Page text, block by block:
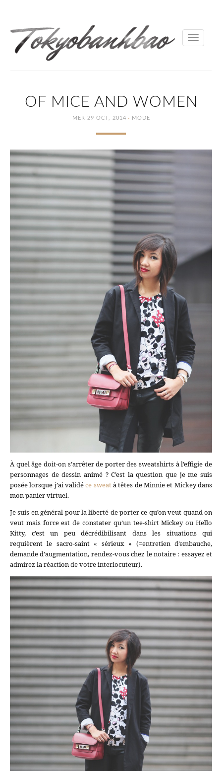
Toggle
OF MICE AND WOMEN
MER 29 OCT, 2014 · MODE
À quel âge doit-on s’arrêter de porter des sweatshirts à l’effigie de
personnages de dessin animé ? C’est la question que je me suis
posée lorsque j’ai validéce sweatà têtes de Minnie et Mickey dans
mon panier virtuel.
Je suis en général pour la liberté de porter ce qu’on veut quand on
veut mais force est de constater qu’un tee-shirt Mickey ou Hello
Kitty, c’est un peu décrédibilisant dans les situations qui
requièrent le sacro-saint « sérieux » (=entretien d’embauche,
demande d’augmentation, rendez-vous chez le notaire : essayez et
admirez la réaction de votre interlocuteur).